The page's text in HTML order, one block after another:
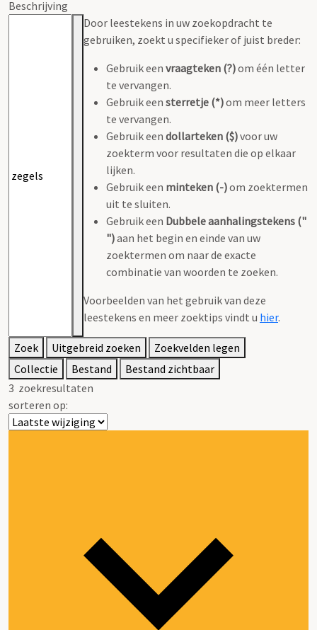
Beschrijving
Door leestekens in uw zoekopdracht te
gebruiken, zoekt u specifieker of juist breder:
Gebruik een vraagteken (?)om één letter
te vervangen.
Gebruik een sterretje (*)om meer letters
te vervangen.
Gebruik een dollarteken ($)voor uw
zoekterm voor resultaten die op elkaar
lijken.
Gebruik een minteken (-)om zoektermen
uit te sluiten.
Gebruik een Dubbele aanhalingstekens ("
")aan het begin en einde van uw
zoektermen om naar de exacte
combinatie van woorden te zoeken.
Voorbeelden van het gebruik van deze
leestekens en meer zoektips vindt u hier.
Zoek Uitgebreid zoeken
Zoekvelden legen
Collectie
Bestand
Bestand zichtbaar
3 zoekresultaten
sorteren op: